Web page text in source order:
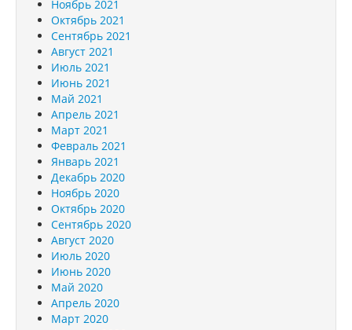
Ноябрь 2021
Октябрь 2021
Сентябрь 2021
Август 2021
Июль 2021
Июнь 2021
Май 2021
Апрель 2021
Март 2021
Февраль 2021
Январь 2021
Декабрь 2020
Ноябрь 2020
Октябрь 2020
Сентябрь 2020
Август 2020
Июль 2020
Июнь 2020
Май 2020
Апрель 2020
Март 2020